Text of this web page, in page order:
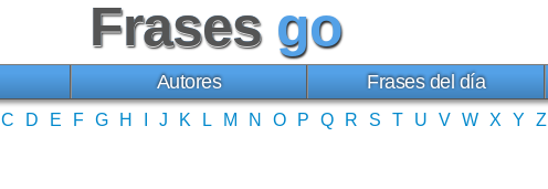
Frases go
Autores Frases del día
C D E F G H J K L M N O P Q R S T U V W X Y Z